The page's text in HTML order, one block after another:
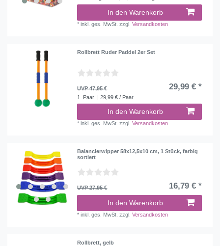
In den Warenkorb
*inkl. ges. MwSt. zzgl.Versandkosten
Rollbrett Ruder Paddel 2er Set
UVP 47,95 € 29,99 € *
1 Paar | 29,99 € / Paar
In den Warenkorb
*inkl. ges. MwSt. zzgl.Versandkosten
Balancierwipper 58x12,5x10 cm, 1 Stück, farbig
sortiert
UVP 27,95 € 16,79 € *
In den Warenkorb
*inkl. ges. MwSt. zzgl.Versandkosten
Rollbrett, gelb